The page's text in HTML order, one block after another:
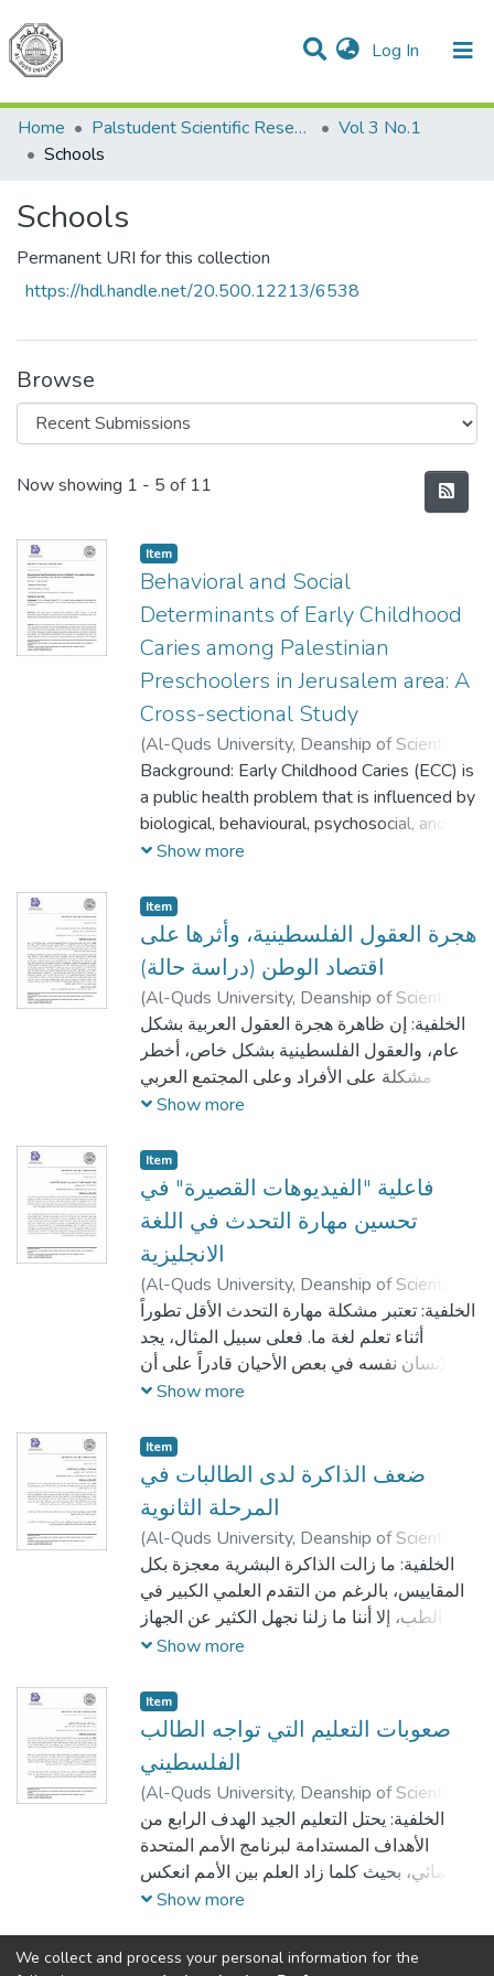
Log In (current)
Communities & Collections
All of DSpace
Home
Palstudent Scientific Research Journal
Vol 3 No.1
Schools
Schools
Permanent URI for this collection
https://hdl.handle.net/20.500.12213/6538
Browse
Recent Submissions
Now showing 1 - 5 of 11
Item
Behavioral and Social
Determinants of Early Childhood
Caries among Palestinian
Preschoolers in Jerusalem area: A
Cross-sectional Study
(Al-Quds University, Deanship of Scientific
Research,0011-05-22)Saif Amer ;Elham
Kateeb
Background: Early Childhood Caries (ECC) is
a public health problem that is influenced by
biological, behavioural, psychosocial, and
economic determinants predisposed by
Show more
Item
هجرة العقول الفلسطينية، وأثرها على
اقتصاد الوطن (دراسة حالة)
(Al-Quds University, Deanship of Scientific
Research,2022-05-11) رهف منذر
الشرباتي ;عبير رشدي قنيبي
الخلفية: إن ظاهرة هجرة العقول العربية بشكل
عام، والعقول الفلسطينية بشكل خاص، أخطر
مشكلة على الأفراد وعلى المجتمع العربي
بأكمله، وإن لم نجد سبلاً مخططة ومدروسة
الانساني، والفقر المدقع أكثر فأكثر، والاقتصاد
السيء للبلاد، وضياع التراث، ونثر كل ما بذله
الآباء والأجداد من خبرات متوارثة للأبناء سدىً.
إن هنالك العديد من العوامل الجاذبة لهجرة
العقول، وفي مقدمتها، تبني الدول الغربية
والمتقدمة سياسات مخططة ومدروسة تعمل
على جذب أصحاب العقول بالدول النامية
Show more
Item
فاعلية "الفيديوهات القصيرة" في
تحسين مهارة التحدث في اللغة
الانجليزية
(Al-Quds University, Deanship of Scientific
Research,2022-05-11 )رغد فهد القواسمة;
عبير رشدي قنيبي
الخلفية: تعتبر مشكلة مهارة التحدث الأقل تطوراً
أثناء تعلم لغة ما. فعلى سبيل المثال، يجد
الإنسان نفسه في بعص الأحيان قادراً على أن
يفهم سياق الحديث لكنه لا يستطيع الرد. كما
هي الأسهل من بين المهارات الأخرى من حيث
إمكانية فقدانها (أو نسيانها إن جاز التعبير). فلو
كان الإنسان في غرفة صف أو في اجتماع أو ما
شابه ذلك فإن احتمال أن يمارس مهارة التحدث
يصبح قليلاً جداً لكنه يمكنه أن يمارس مهارة
الاستماع طوال الوقت. والحل لهذه المشكلة
يكمن في توفير بيئة مناسبة تسمح لجميع
متعلمي اللغة من ممارسة مهارة التحدث بشكل
Show more
Item
ضعف الذاكرة لدى الطالبات في
المرحلة الثانوية
(Al-Quds University, Deanship of Scientific
Research, 2022-05-11) رهام سعدي عمرو ;
عبير رشدي قنيبي
الخلفية: ما زالت الذاكرة البشرية معجزة بكل
المقاييس، بالرغم من التقدم العلمي الكبير في
الطب، إلا أننا ما زلنا نجهل الكثير عن الجهاز
العصبي المركزي (الدماغ) وكيفية عمله، وكذلك
Show more
Item
صعوبات التعليم التي تواجه الطالب
الفلسطيني
(Al-Quds University, Deanship of Scientific
Research,2022-05-11)ندى بدر أبو غليون;
لجين أحمد فنون ;عبير رشدي قنيبي
الخلفية: يحتل التعليم الجيد الهدف الرابع من
الأهداف المستدامة لبرنامج الأمم المتحدة
الإنمائي، بحيث كلما زاد العلم بين الأمم انعكس
ذلك على حضارتهم ورقيهم وزاد من قدرهم.
القرن الماضي وأصبح يتسارع بخطى لم
Show more
« 1(current)
2 3 »
We collect and process your personal information for the